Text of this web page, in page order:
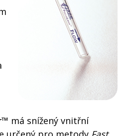
má snížený vnitřní